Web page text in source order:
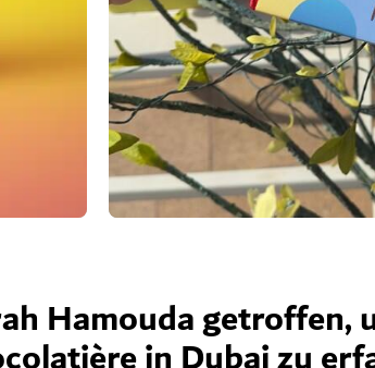
Hamouda getroffen,